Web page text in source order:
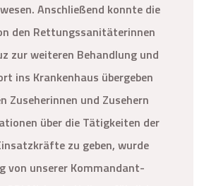
Anschließend konnte die
den Rettungssanitäterinnen
zur weiteren Behandlung und
ins Krankenhaus übergeben
Zuseherinnen und Zusehern
über die Tätigkeiten der
zu geben, wurde
von unserer Kommandant-